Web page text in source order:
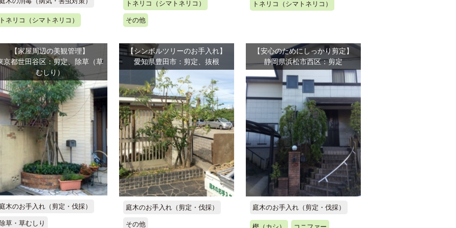
ネリコ（シマトネリコ）
トネリコ（シマトネリコ）
その他
トネリコ（シマトネリコ）
【家屋周辺の美観管理】
京都世田谷区：剪定、除草（草
むしり）
木のお手入れ（剪定・伐採）
草・草むしり
【シンボルツリーのお手入れ】
愛知県豊田市：剪定、抜根
庭木のお手入れ（剪定・伐採）
その他
【安心のためにしっかり剪定】
静岡県浜松市西区：剪定
庭木のお手入れ（剪定・伐採）